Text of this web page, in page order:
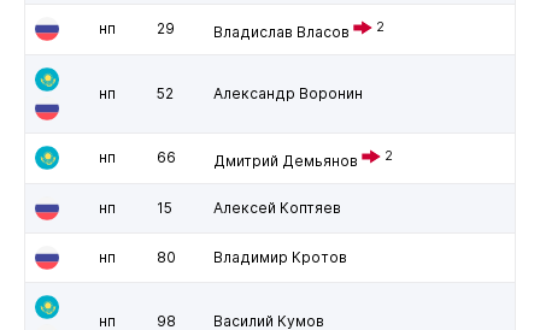
нп 29 Владислав Власов 2
нп 52 Александр Воронин
нп 66 Дмитрий Демьянов 2
нп 15 Алексей Коптяев
нп 80 Владимир Кротов
нп 98 Василий Кумов